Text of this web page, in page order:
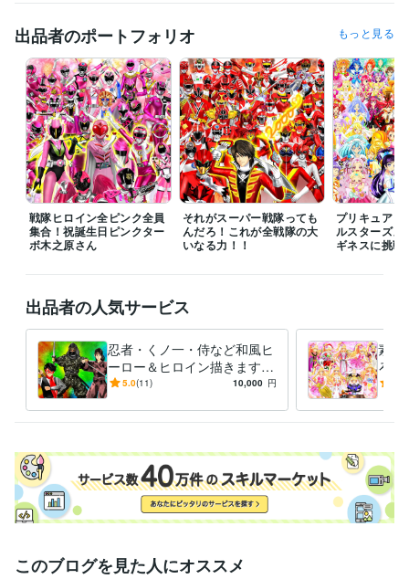
ご理解いただけますと幸いです。
受賞歴
ネットでイラスト＆コミック公開
プログラミング言語・フレームワーク
COBOL:1年
ビジネス・クリエイティブツール
Adobe Photoshop:20年Filmora:5年Excel:10年PowerPoint:5年
Word:5年
その他ツール
イラスト作成・漫画制作 イラスト　ロゴ　デザイン　動画　小説
ラスト　ロゴ　デザイン　動画　小説
アニメ コミック 特撮 ゲーム
出品者のポートフォリオ もっと見る
戦隊ヒロイン全ピンク全員
集合！祝誕生日ピンクター
ボ木之原さん
それがスーパー戦隊っても
んだろ！これが全戦隊の大
いなる力！！
プリキュア１
ルスターズ
ギネスに挑戦
出品者の人気サービス
忍者・くノ一・侍など和風ヒ
ーロー＆ヒロイン描きます
いかなるご指示でもイラスト
5.0(11) 10,000 円
素敵
ろな
ご希
このブログを見た人にオススメ